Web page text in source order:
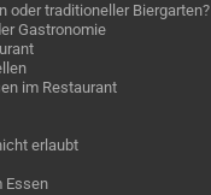
oder traditioneller Biergarten?
Gastronomie
im Restaurant
erlaubt
Essen